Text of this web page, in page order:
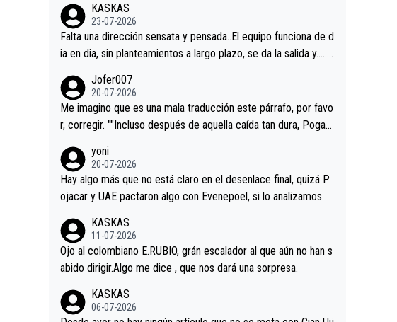
KASKAS
23-07-2026
Falta una dirección sensata y pensada..El equipo funciona de d
ia en dia, sin planteamientos a largo plazo, se da la salida y…..v
a, Minguez, Velez etc etc.Me da pena vivir estos momentos t
an tristes sin victorias.
Jofer007
20-07-2026
Me imagino que es una mala traducción este párrafo, por favo
r, corregir. ""Incluso después de aquella caída tan dura, Pogac
rd permaneció pegado a su rueda. Parecía increíble la forma
en la que era capaz de controlar el miedo", recordó."
yoni
20-07-2026
Hay algo más que no está claro en el desenlace final, quizá P
ojacar y UAE pactaron algo con Evenepoel, si lo analizamos P
casi sin pedalear, luego está el saludo con Evenepoel dándose
la mano de una manera muy fraternal, más allá de los típicos t
oques en el hombro con que saludaba a Vingegard. Ahí hubo u
o aprieta, a ver si por querer poner a Del Toro con calzador e
n posición de podio UAE y Pojacar se van complicar el tour.
KASKAS
11-07-2026
Ojo al colombiano E.RUBIO, grán escalador al que aún no han s
abido dirigir.Algo me dice , que nos dará una sorpresa.
KASKAS
06-07-2026